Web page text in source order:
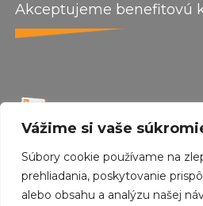
Vážime si vaše
Súbory cookie používame na
prehliadania, poskytovanie
alebo obsahu a analýzu našej
Akceptujeme benefitovú
by wepo web
Created withEnvo Royal